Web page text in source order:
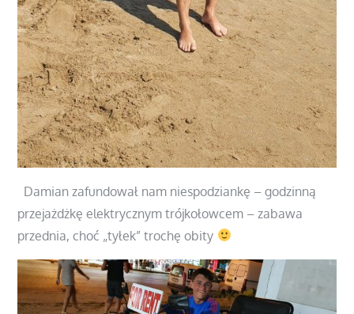
Damian zafundował nam niespodziankę – godzinną
przejażdżkę elektrycznym trójkołowcem – zabawa
przednia, choć „tyłek” trochę obity